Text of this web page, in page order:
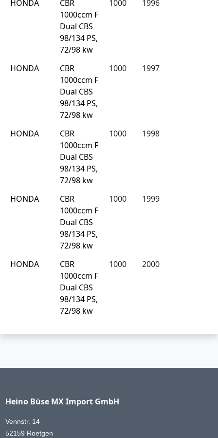
HONDA
CBR
1000ccm F
Dual CBS
98/134 PS,
72/98 kw
1000 1996
HONDA
CBR
1000ccm F
Dual CBS
98/134 PS,
72/98 kw
1000 1997
HONDA
CBR
1000ccm F
Dual CBS
98/134 PS,
72/98 kw
1000 1998
HONDA
CBR
1000ccm F
Dual CBS
98/134 PS,
72/98 kw
1000 1999
HONDA
CBR
1000ccm F
Dual CBS
98/134 PS,
72/98 kw
1000 2000
Heino Büse MX Import GmbH
Vennstr. 14
52159 Roetgen